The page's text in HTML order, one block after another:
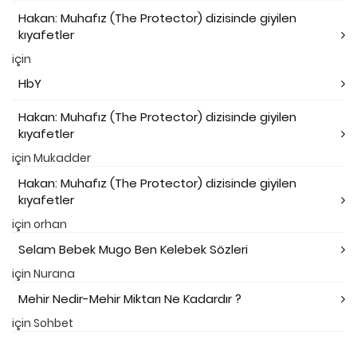
Hakan: Muhafız (The Protector) dizisinde giyilen
kıyafetler
için
HbY
Hakan: Muhafız (The Protector) dizisinde giyilen
kıyafetler
için Mukadder
Hakan: Muhafız (The Protector) dizisinde giyilen
kıyafetler
için orhan
Selam Bebek Mugo Ben Kelebek Sözleri
için Nurana
Mehir Nedir-Mehir Miktarı Ne Kadardır ?
için Sohbet